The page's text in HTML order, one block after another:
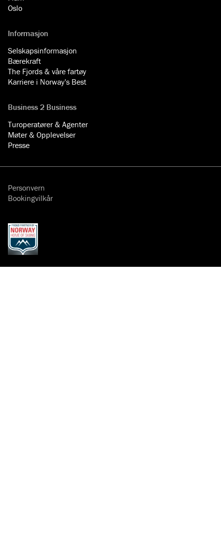
Oslo
Informasjon
Selskapsinformasjon
Bærekraft
The Fjords & våre fartøy
Karriere i Norway's Best
Business 2 Business
Turoperatører & Agenter
Møter & Opplevelser
Presse
Personvern
Bookingvilkår